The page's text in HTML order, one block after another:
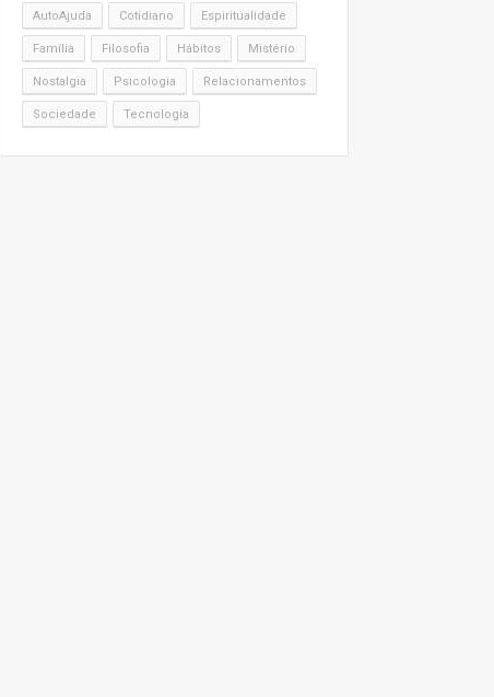
AutoAjuda Cotidiano Espiritualidade
Família Filosofia Hábitos Mistério
Nostalgia Psicologia Relacionamentos
Sociedade Tecnologia